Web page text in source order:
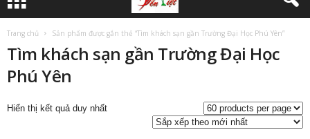
Trang chủ Sản phẩm được gắn thẻ “Tìm khách sạn gần Trường Đại Học Phú Yên”
Tìm khách sạn gần Trường Đại Học
Phú Yên
Hiển thị kết quả duy nhất